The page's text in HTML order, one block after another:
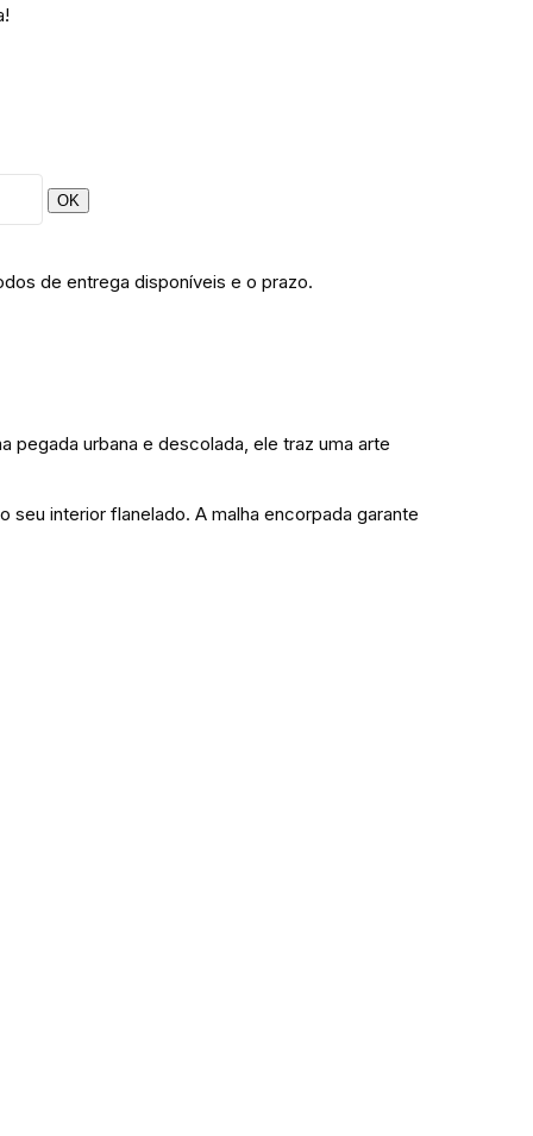
OK
de entrega disponíveis e o prazo.
pegada urbana e descolada, ele traz uma arte
interior flanelado. A malha encorpada garante